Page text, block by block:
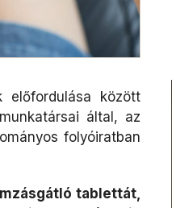
előfordulása között
által, az
folyóiratban
tablettát,